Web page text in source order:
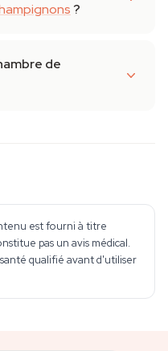
?
de
est fourni à titre
pas un avis médical.
qualifié avant d'utiliser